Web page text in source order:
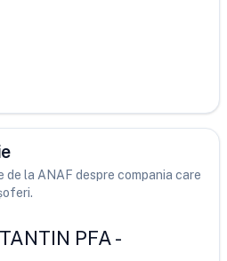
de la ANAF despre compania care
PFA-